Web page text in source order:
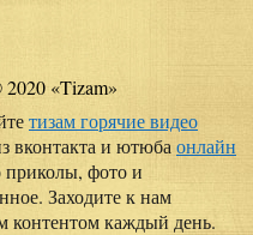
«Tizam»
тизам горячие видео
вконтакта и ютюба онлайн
приколы, фото и
Заходите к нам
контентом каждый день.